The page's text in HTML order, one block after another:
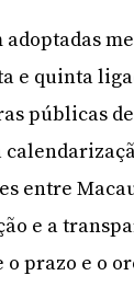
e quinta
públicas
entre
e a
prazo e o